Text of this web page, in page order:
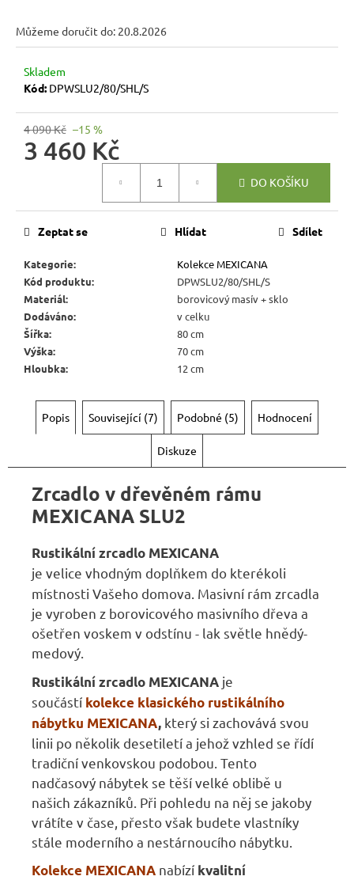
Můžeme doručit do: 20.8.2026
Skladem
Kód: DPWSLU2/80/SHL/S
4 090 Kč –15 %
3 460 Kč
DO KOŠÍKU
Kategorie:
Kolekce MEXICANA
Kód produktu:
DPWSLU2/80/SHL/S
Materiál:
borovicový masív + sklo
Dodáváno:
v celku
Šířka:
80 cm
Výška:
70 cm
Hloubka: 12 cm
Zeptat se Hlídat Sdílet
Popis Související (7) Podobné (5) Hodnocení
Diskuze
Zrcadlo v dřevěném rámu
MEXICANA SLU2
Rustikální zrcadlo MEXICANA
je velice vhodným doplňkem do kterékoli
místnosti Vašeho domova. Masivní rám zrcadla
je vyroben z borovicového masivního dřeva a
ošetřen voskem v odstínu - lak světle hnědý-
medový.
Rustikální zrcadlo MEXICANA je
součástí kolekce klasického rustikálního
nábytku MEXICANA, který si zachovává svou
linii po několik desetiletí a jehož vzhled se řídí
tradiční venkovskou podobou. Tento
nadčasový nábytek se těší velké oblibě u
našich zákazníků. Při pohledu na něj se jakoby
vrátíte v čase, přesto však budete vlastníky
stále moderního a nestárnoucího nábytku.
Kolekce MEXICANA nabízí kvalitní
SIL02
40X40
134
260
Kč